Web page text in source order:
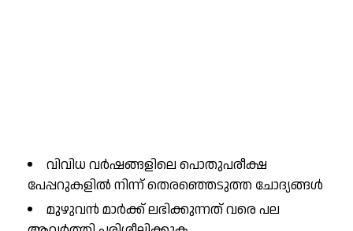
വിവിധ വർഷങ്ങളിലെ പൊതുപരീക്ഷ
പേപ്പറുകളിൽ നിന്ന് തെരഞ്ഞെടുത്ത ചോദ്യങ്ങൾ
മുഴുവൻ മാർക്ക് ലഭിക്കുന്നത് വരെ പല